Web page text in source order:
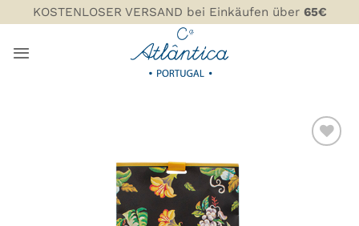
Inhalt
springen
KOSTENLOSER VERSAND bei Einkäufen über 65€